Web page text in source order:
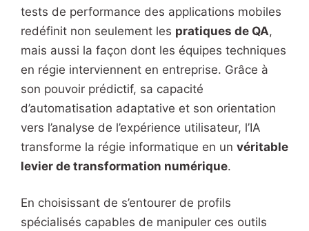
tests de performance des applications mobiles
redéfinit non seulement les pratiques de QA,
mais aussi la façon dont les équipes techniques
en régie interviennent en entreprise. Grâce à
son pouvoir prédictif, sa capacité
d’automatisation adaptative et son orientation
vers l’analyse de l’expérience utilisateur, l’IA
transforme la régie informatique en un véritable
levier de transformation numérique.
En choisissant de s’entourer de profils
spécialisés capables de manipuler ces outils